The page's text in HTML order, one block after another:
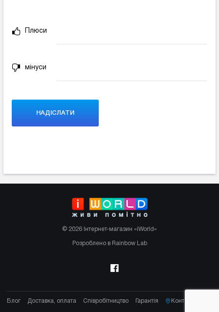
Плюси
мінуси
© 2026 Інтернет-магазин «iWorld»
Розроблено в Rainbow Lab
Блог Доставка, оплата Співробітництво Гарантія Контакти